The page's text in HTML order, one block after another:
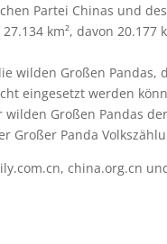
Partei Chinas und
km², davon
wilden Großen Pandas,
eingesetzt werden
wilden Großen Pandas
Großer Panda
china.org.cn